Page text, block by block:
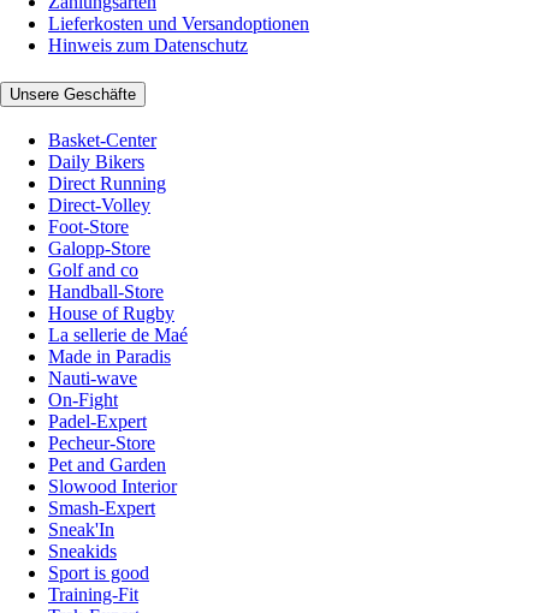
Lieferkosten und Versandoptionen
Hinweis zum Datenschutz
Unsere Geschäfte
Basket-Center
Daily Bikers
Direct Running
Direct-Volley
Foot-Store
Galopp-Store
Golf and co
Handball-Store
House of Rugby
La sellerie de Maé
Made in Paradis
Nauti-wave
On-Fight
Padel-Expert
Pecheur-Store
Pet and Garden
Slowood Interior
Smash-Expert
Sneak'In
Sneakids
Sport is good
Training-Fit